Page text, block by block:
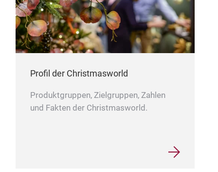
Profil der Christmasworld
Produktgruppen, Zielgruppen, Zahlen
und Fakten der Christmasworld.